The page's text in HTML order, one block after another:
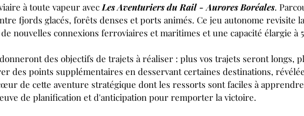
à toute vapeur avec Les Aventuriers du Rail - Aurores Boréales.
fjords glacés, forêts denses et ports animés. Ce jeu autonome revisite
nouvelles connexions ferroviaires et maritimes et une capacité élargie à
des objectifs de trajets à réaliser : plus vos trajets seront longs,
des points supplémentaires en desservant certaines destinations,
de cette aventure stratégique dont les ressorts sont faciles à
de planification et d'anticipation pour remporter la victoire.